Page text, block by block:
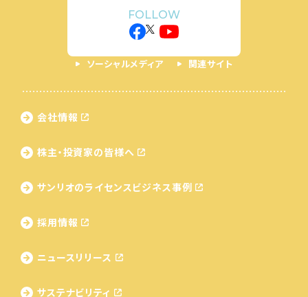
FOLLOW
ソーシャルメディア 関連サイト
会社情報
株主・投資家の皆様へ
サンリオのライセンス ビジネス事例
採用情報
ニュースリリース
サステナビリティ